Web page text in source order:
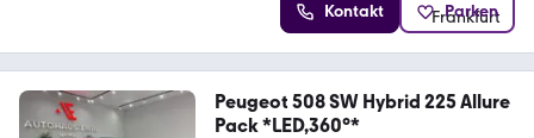
Kontakt Parken
Peugeot 508 SW Hybrid 225 Allure
Pack *LED,360°*